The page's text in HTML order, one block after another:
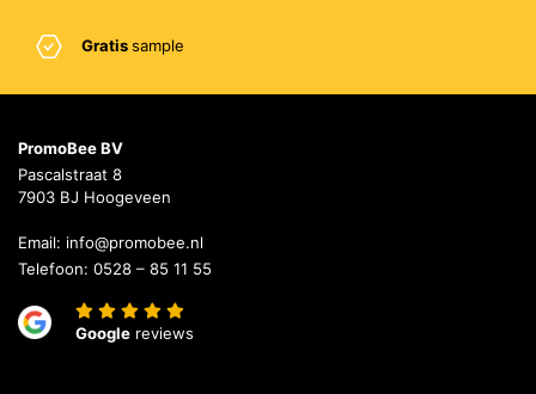
Gratissample
PromoBee BV
Pascalstraat 8
7903 BJ Hoogeveen
Email: info@promobee.nl
Telefoon: 0528 – 85 11 55
Google reviews